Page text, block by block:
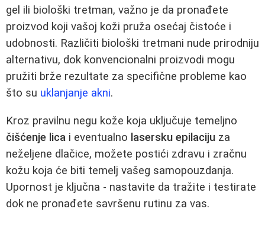
gel ili biološki tretman, važno je da pronađete
proizvod koji vašoj koži pruža osećaj čistoće i
udobnosti. Različiti biološki tretmani nude prirodniju
alternativu, dok konvencionalni proizvodi mogu
pružiti brže rezultate za specifične probleme kao
što su uklanjanje akni.
Kroz pravilnu negu kože koja uključuje temeljno
čišćenje lica i eventualno lasersku epilaciju za
neželjene dlačice, možete postići zdravu i zračnu
kožu koja će biti temelj vašeg samopouzdanja.
Upornost je ključna - nastavite da tražite i testirate
dok ne pronađete savršenu rutinu za vas.